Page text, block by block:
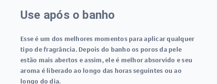
Use após o banho
Esse é um dos melhores momentos para aplicar qualquer
tipo de fragrância. Depois do banho os poros da pele
estão mais abertos e assim, ele é melhor absorvido e seu
aroma é liberado ao longo das horas seguintes ou ao
longo do dia.